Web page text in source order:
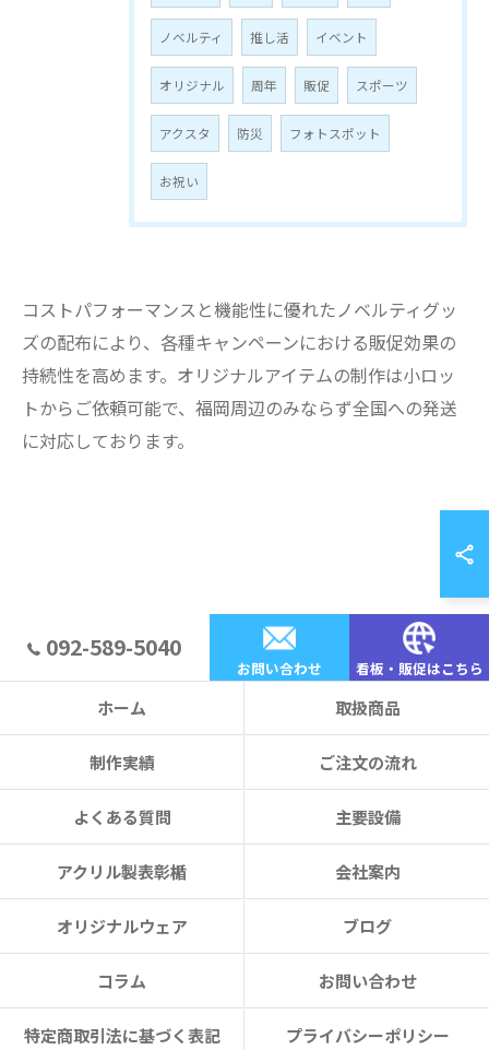
ノベルティ 推し活 イベント
オリジナル 周年 販促 スポーツ
アクスタ 防災 フォトスポット
お祝い
コストパフォーマンスと機能性に優れたノベルティグッ
ズの配布により、各種キャンペーンにおける販促効果の
持続性を高めます。オリジナルアイテムの制作は小ロッ
トからご依頼可能で、福岡周辺のみならず全国への発送
に対応しております。
092-589-5040
お問い合わせ 看板・販促はこちら
ホーム 取扱商品
制作実績 ご注文の流れ
よくある質問 主要設備
アクリル製表彰楯 会社案内
オリジナルウェア ブログ
コラム お問い合わせ
特定商取引法に基づく表記 プライバシーポリシー